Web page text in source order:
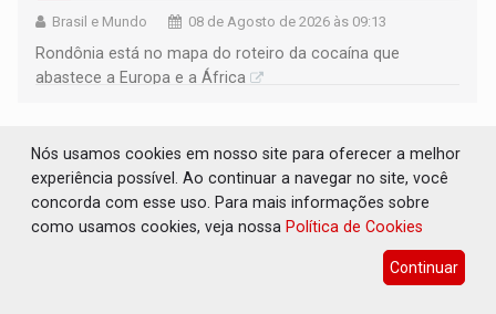
Brasil e Mundo 08 de Agosto de 2026 às 09:13
Rondônia está no mapa do roteiro da cocaína que
abastece a Europa e a África
Nós usamos cookies em nosso site para oferecer a melhor
experiência possível. Ao continuar a navegar no site, você
concorda com esse uso. Para mais informações sobre
como usamos cookies, veja nossa Política de Cookies
Continuar